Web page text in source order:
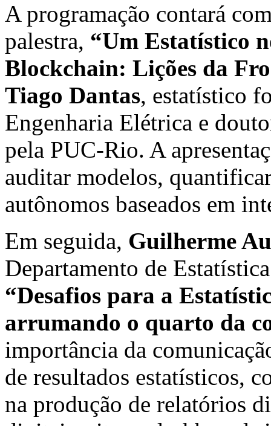
A programação contará
palestra, “Um Estatístico
Blockchain: Lições da
Tiago Dantas, estatístico
Engenharia Elétrica e
pela PUC-Rio. A
auditar modelos,
autônomos baseados em
Em seguida, Guilherme
Departamento de
“Desafios para a
arrumando o quarto da
importância da
de resultados estatísticos,
na produção de relatórios